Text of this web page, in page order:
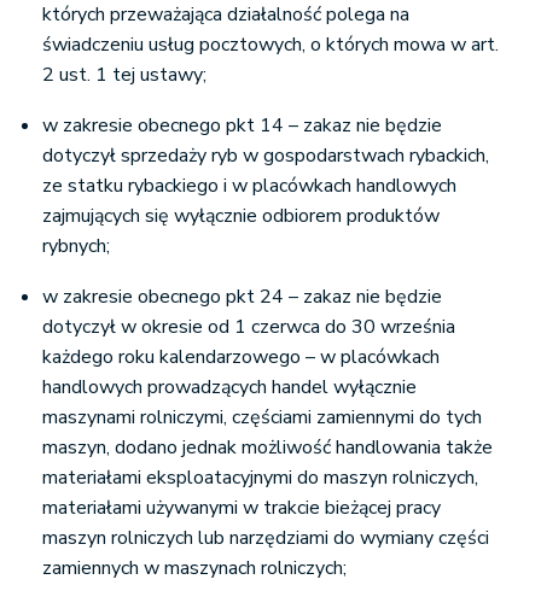
których przeważająca działalność polega na
świadczeniu usług pocztowych, o których mowa w art.
2 ust. 1 tej ustawy;
w zakresie obecnego pkt 14 – zakaz nie będzie
dotyczył sprzedaży ryb w gospodarstwach rybackich,
ze statku rybackiego i w placówkach handlowych
zajmujących się wyłącznie odbiorem produktów
rybnych;
w zakresie obecnego pkt 24 – zakaz nie będzie
dotyczył w okresie od 1 czerwca do 30 września
każdego roku kalendarzowego – w placówkach
handlowych prowadzących handel wyłącznie
maszynami rolniczymi, częściami zamiennymi do tych
maszyn, dodano jednak możliwość handlowania także
materiałami eksploatacyjnymi do maszyn rolniczych,
materiałami używanymi w trakcie bieżącej pracy
maszyn rolniczych lub narzędziami do wymiany części
zamiennych w maszynach rolniczych;